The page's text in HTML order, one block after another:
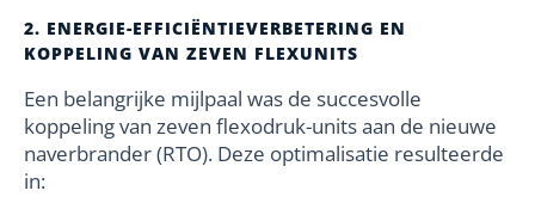
2. ENERGIE-EFFICIËNTIEVERBETERING EN
KOPPELING VAN ZEVEN FLEXUNITS
Een belangrijke mijlpaal was de succesvolle
koppeling van zeven flexodruk-units aan de nieuwe
naverbrander (RTO). Deze optimalisatie resulteerde
in: